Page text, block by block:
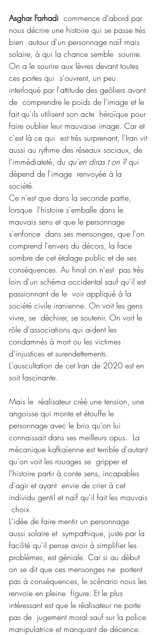
Asghar Farhadi
  commence d'abord par
nous décrire une histoire qui se passe très
bien  autour d'un personnage naïf mais
solaire, à qui la chance semble  sourire.
On a le sourire aux lèvres devant toutes
ces portes qui  s'ouvrent, un peu
interloqué par l'attitude des geôliers avant
de  comprendre le poids de l'image et le
fait qu'ils utilisent son acte  héroïque pour
faire oublier leur mauvaise image. Car et
c'est là ce qui  est très surprenant, l'Iran vit
aussi au rythme des réseaux sociaux, de
l'immédiateté, du qu'en diras t on ? qui
dépend de l'image  renvoyée à la
société.
Ce n'est que dans la seconde partie,
lorsque  l'histoire s'emballe dans le
mauvais sens et que le personnage
s'enfonce  dans ses mensonges, que l'on
comprend l'envers du décors, la face
sombre de cet étalage public et de ses
conséquences. Au final on n'est  pas très
loin d'un schéma occidental sauf qu'il est
passionnant de le  voir appliqué à la
société civile iranienne. On voit les gens
vivre, se  déchirer, se soutenir. On voit le
rôle d'associations qui aident les
condamnés à mort ou les victimes
d'injustices et surendettements.
L'auscultation de cet Iran de 2020 est en
soit fascinante.
Mais le  réalisateur créé une tension, une
angoisse qui monte et étouffe le
personnage avec le brio qu'on lui
connaissait dans ses meilleurs opus.  La
mécanique kafkaïenne est terrible d'autant
qu'on voit les rouages se  gripper et
l'histoire partir à conte sens, incapables
d'agir et ayant  envie de crier à cet
individu gentil et naïf qu'il fait les mauvais
choix.
L'idée de faire mentir un personnage
aussi solaire et  sympathique, juste par la
facilité qu'il pense avoir à simplifier les
problèmes, est géniale. Car si au début
on se dit que ces mensonges ne  portent
pas à conséquences, le scénario nous les
renvoie en pleine  figure. Et le plus
intéressant est que le réalisateur ne porte
pas de  jugement moral sauf sur la police
manipulatrice et manquant de décence.